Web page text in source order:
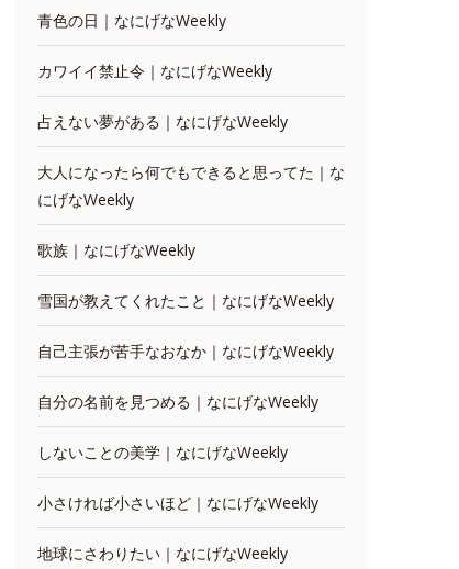
青色の日｜なにげなWeekly
カワイイ禁止令｜なにげなWeekly
占えない夢がある｜なにげなWeekly
大人になったら何でもできると思ってた｜な
にげなWeekly
歌族｜なにげなWeekly
雪国が教えてくれたこと｜なにげなWeekly
自己主張が苦手なおなか｜なにげなWeekly
自分の名前を見つめる｜なにげなWeekly
しないことの美学｜なにげなWeekly
小さければ小さいほど｜なにげなWeekly
地球にさわりたい｜なにげなWeekly